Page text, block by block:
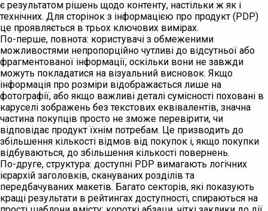
є результатом рішень щодо контенту, настільки ж як і
технічних. Для сторінок з інформацією про продукт (PDP)
це проявляється в трьох ключових вимірах.
По-перше, повнота: користувачі з обмеженими
можливостями непропорційно чутливі до відсутньої або
фрагментованої інформації, оскільки вони не завжди
можуть покладатися на візуальний висновок. Якщо
інформація про розміри відображається лише на
фотографії, або якщо важливі деталі сумісності поховані в
каруселі зображень без текстових еквівалентів, значна
частина покупців просто не зможе перевірити, чи
відповідає продукт їхнім потребам. Це призводить до
збільшення кількості відмов від покупок і, якщо покупки
відбуваються, до збільшення кількості повернень.
По-друге, структура: доступні PDP вимагають логічних
ієрархій заголовків, скануваних розділів та
передбачуваних макетів. Багато секторів, які показують
кращі результати в рейтингах доступності, спираються на